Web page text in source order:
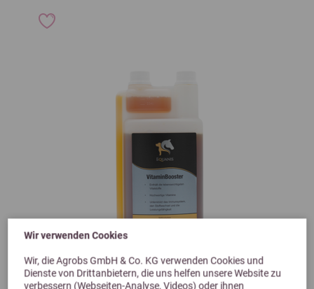
Wir verwenden Cookies
Wir, die Agrobs GmbH & Co. KG verwenden Cookies und
Dienste von Drittanbietern, die uns helfen unsere Website zu
verbessern (Webseiten-Analyse, Videos) oder ihnen
5,0 (1 Bewertungen)
Previous